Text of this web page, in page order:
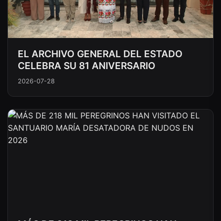
EL ARCHIVO GENERAL DEL ESTADO
CELEBRA SU 81 ANIVERSARIO
2026-07-28